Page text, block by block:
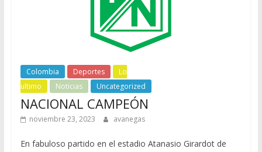
Colombia Deportes
Lo
ultimo
Noticias Uncategorized
NACIONAL CAMPEÓN
noviembre 23, 2023 avanegas
En fabuloso partido en el estadio Atanasio Girardot de